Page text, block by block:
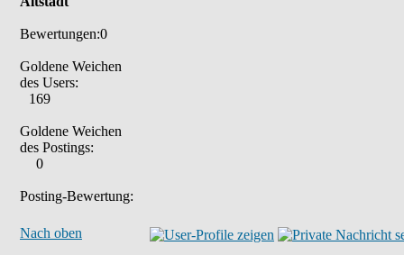
Bewertungen:0
Goldene Weichen
des Users:
169
Goldene Weichen
des Postings:
0
Posting-Bewertung:
Nach oben